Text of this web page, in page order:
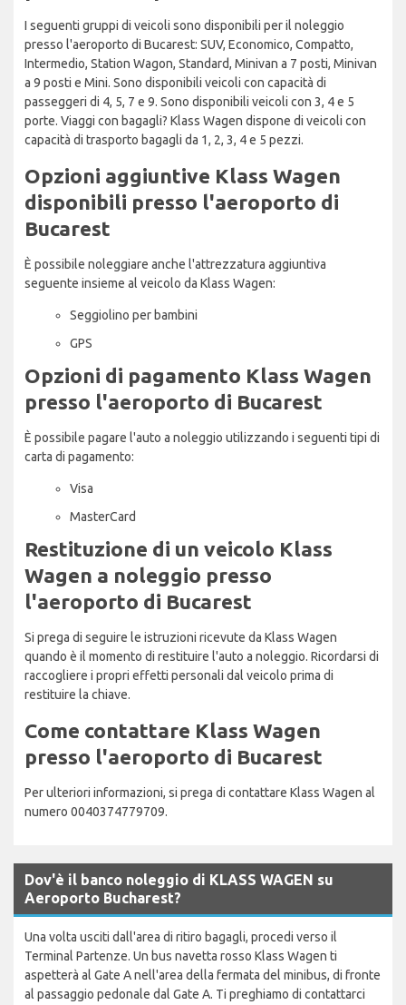
I seguenti gruppi di veicoli sono disponibili per il noleggio
presso l'aeroporto di Bucarest: SUV, Economico, Compatto,
Intermedio, Station Wagon, Standard, Minivan a 7 posti, Minivan
a 9 posti e Mini. Sono disponibili veicoli con capacità di
passeggeri di 4, 5, 7 e 9. Sono disponibili veicoli con 3, 4 e 5
porte. Viaggi con bagagli? Klass Wagen dispone di veicoli con
capacità di trasporto bagagli da 1, 2, 3, 4 e 5 pezzi.
Opzioni aggiuntive Klass Wagen
disponibili presso l'aeroporto di
Bucarest
È possibile noleggiare anche l'attrezzatura aggiuntiva
seguente insieme al veicolo da Klass Wagen:
Seggiolino per bambini
GPS
Opzioni di pagamento Klass Wagen
presso l'aeroporto di Bucarest
È possibile pagare l'auto a noleggio utilizzando i seguenti tipi di
carta di pagamento:
Visa
MasterCard
Restituzione di un veicolo Klass
Wagen a noleggio presso
l'aeroporto di Bucarest
Si prega di seguire le istruzioni ricevute da Klass Wagen
quando è il momento di restituire l'auto a noleggio. Ricordarsi di
raccogliere i propri effetti personali dal veicolo prima di
restituire la chiave.
Come contattare Klass Wagen
presso l'aeroporto di Bucarest
Per ulteriori informazioni, si prega di contattare Klass Wagen al
numero 0040374779709.
Dov'è il banco noleggio di KLASS WAGEN su
Aeroporto Bucharest?
Una volta usciti dall'area di ritiro bagagli, procedi verso il
Terminal Partenze. Un bus navetta rosso Klass Wagen ti
aspetterà al Gate A nell'area della fermata del minibus, di fronte
al passaggio pedonale dal Gate A. Ti preghiamo di contattarci